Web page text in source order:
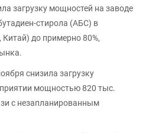
загрузку мощностей на заводе
стирола (АБС) в
до примерно 80%,
снизила загрузку
мощностью 820 тыс.
с незапланированным